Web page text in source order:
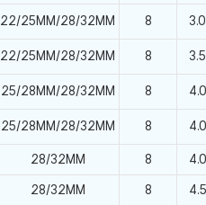
22/25MM/28/32MM 8
22/25MM/28/32MM 8
25/28MM/28/32MM 8
25/28MM/28/32MM 8
28/32MM 8
28/32MM 8